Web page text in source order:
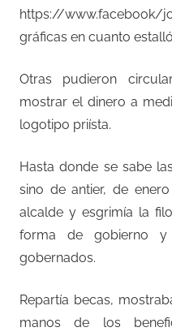
https://
gráficas en cuanto
Otras pudieron
mostrar el dinero a
logotipo priísta.
Hasta donde se sabe
sino de antier, de
alcalde y esgrimía la
forma de gobierno
gobernados.
Repartía becas,
manos de los